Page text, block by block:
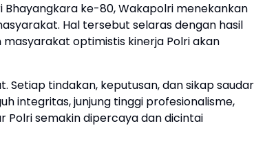
Bhayangkara ke-80, Wakapolri menekankan
Hal tersebut selaras dengan hasil
optimistis kinerja Polri akan
Setiap tindakan, keputusan, dan sikap
integritas, junjung tinggi profesionalisme,
Polri semakin dipercaya dan dicintai